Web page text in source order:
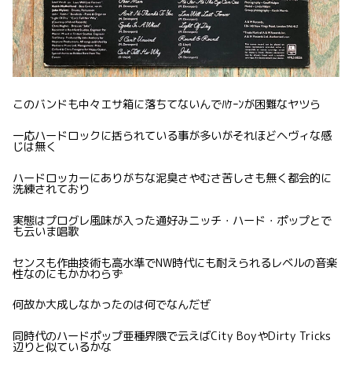
このバンドも中々エサ箱に落ちてないんでﾊｹｰﾝが困難なヤツら
一応ハードロックに括られている事が多いがそれほどヘヴィな感
じは無く
ハードロッカーにありがちな泥臭さやむさ苦しさも無く都会的に
洗練されており
実態はプログレ風味が入った通好みニッチ・ハード・ポップとで
も云いま唱歌
センスも作曲技術も高水準でNW時代にも耐えられるレベルの音楽
性なのにもかかわらず
何故か大成しなかったのは何でなんだぜ
同時代のハードポップ亜種界隈で云えばCity BoyやDirty Tricks
辺りと似ているかな